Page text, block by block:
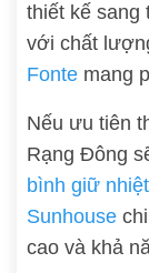
thiết kế sang
với chất
Fonte mang
Nếu ưu tiên
Rạng Đông
bình giữ
Sunhouse
cao và khả